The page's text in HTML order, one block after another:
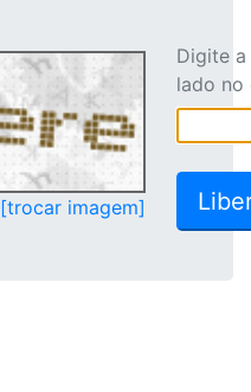
[trocar imagem]
Digite
lado no